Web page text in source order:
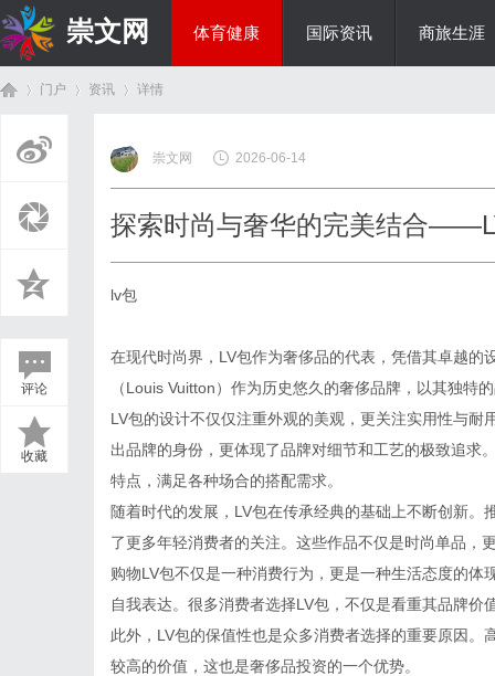
崇文网 体育健康 国际资讯 商旅生涯
门户 资讯
›
详情
评论
收藏
崇文网 2026-06-14
探索时尚与奢华的完美结合
lv包
在现代时尚界，LV包作为奢侈品的代表，凭借其卓越
（Louis Vuitton）作为历史悠久的奢侈品牌，以其独特
LV包的设计不仅仅注重外观的美观，更关注实用性与
出品牌的身份，更体现了品牌对细节和工艺的极致追求
特点，满足各种场合的搭配需求。
随着时代的发展，LV包在传承经典的基础上不断创新
了更多年轻消费者的关注。这些作品不仅是时尚单品，
购物LV包不仅是一种消费行为，更是一种生活态度的
自我表达。很多消费者选择LV包，不仅是看重其品牌价
此外，LV包的保值性也是众多消费者选择的重要原因
较高的价值，这也是奢侈品投资的一个优势。